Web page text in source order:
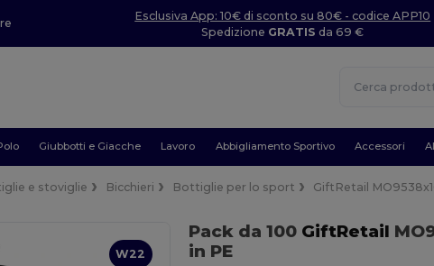
Esclusiva App: 10€ di sconto su 80€ - codice APP10
Spedizione GRATIS da 69 €
Giubbotti e Giacche Lavoro Abbigliamento Sportivo Accessori
e stoviglie Bicchieri Bottiglie per lo sport GiftRetail
W22
Pack da 100 GiftRetail
in PE